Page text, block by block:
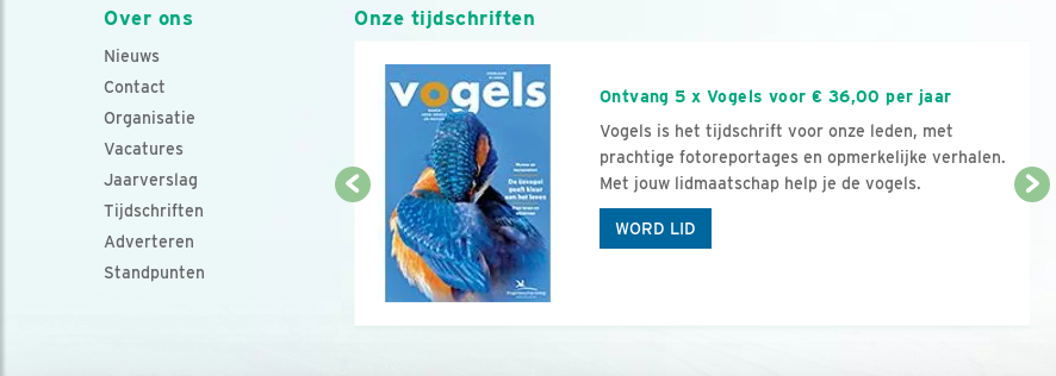
Over ons
Nieuws
Contact
Organisatie
Vacatures
Jaarverslag
Tijdschriften
Adverteren
Standpunten
Onze tijdschriften
Ontvang 5 x Vogels voor € 36,00 per jaar
Vogels is het tijdschrift voor onze leden, met
prachtige fotoreportages en opmerkelijke verhalen.
Met jouw lidmaatschap help je de vogels.
WORD LID